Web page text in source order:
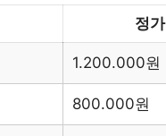
정가
1.200.000원
800.000원